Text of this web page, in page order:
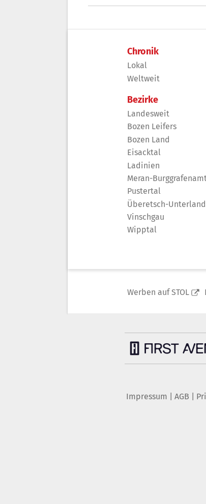
Chronik
Lokal
Weltweit
Bezirke
Landesweit
Bozen Leifers
Bozen Land
Eisacktal
Ladinien
Meran-
Pustertal
Überetsch-Unterland
Vinschgau
Wipptal
Werben auf STOL
Impressum AGB